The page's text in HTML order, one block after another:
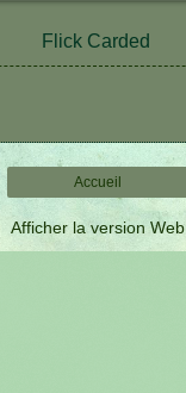
Flick Carded
Accueil
Afficher la version Web